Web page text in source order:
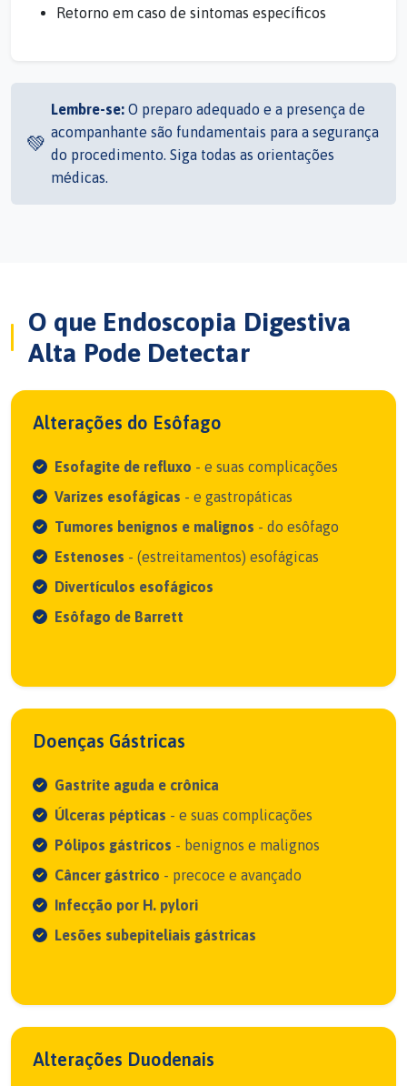
Retorno em caso de sintomas específicos
💚
Lembre-se: O preparo adequado e a presença de
acompanhante são fundamentais para a segurança
do procedimento. Siga todas as orientações
médicas.
O que Endoscopia Digestiva
Alta Pode Detectar
Alterações do Esôfago
Esofagite de refluxo - e suas complicações
Varizes esofágicas - e gastropáticas
Tumores benignos e malignos - do esôfago
Estenoses - (estreitamentos) esofágicas
Divertículos esofágicos
Esôfago de Barrett
Doenças Gástricas
Gastrite aguda e crônica
Úlceras pépticas - e suas complicações
Pólipos gástricos - benignos e malignos
Câncer gástrico - precoce e avançado
Infecção por H. pylori
Lesões subepiteliais gástricas
Alterações Duodenais